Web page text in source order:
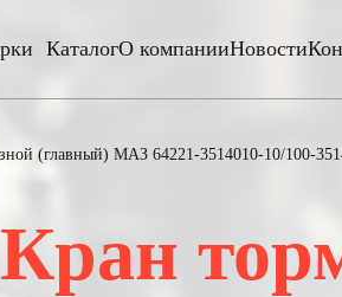
КаталогО компанииНовости
(главный) МАЗ 64221-3514010-10/100-
Кран